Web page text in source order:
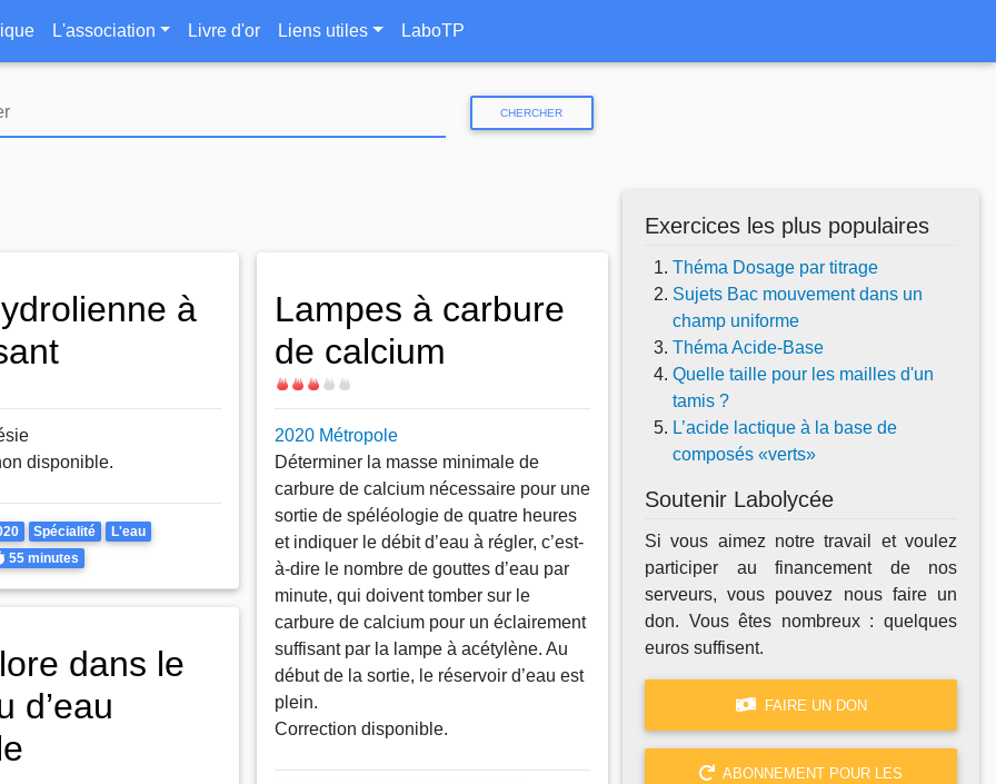
au
contenu
L'association Livre d'or Liens utiles LaboTP
CHERCHER
à
disponible.
Spécialité L'eau
55 minutes
Lampes à carbure
de calcium
Difficulté
2020 Métropole
Déterminer la masse minimale de
carbure de calcium nécessaire pour une
sortie de spéléologie de quatre heures
et indiquer le débit d’eau à régler, c’est-
à-dire le nombre de gouttes d’eau par
minute, qui doivent tomber sur le
carbure de calcium pour un éclairement
suffisant par la lampe à acétylène. Au
début de la sortie, le réservoir d’eau est
plein.
Correction disponible.
dans le
d’eau
Exercices les plus populaires
Théma Dosage par titrage
Sujets Bac mouvement dans un
champ uniforme
Théma Acide-Base
Quelle taille pour les mailles d'un
tamis ?
L’acide lactique à la base de
composés «verts»
Soutenir Labolycée
Si vous aimez notre travail et voulez
participer au financement de nos
serveurs, vous pouvez nous faire un
don. Vous êtes nombreux : quelques
euros suffisent.
FAIRE UN DON
ABONNEMENT POUR LES